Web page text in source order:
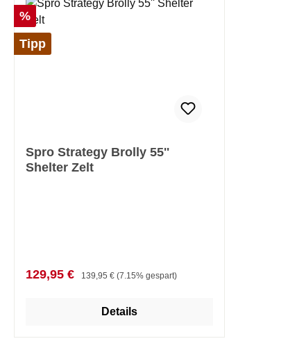
Rabatt
%
Tipp
Spro Strategy Brolly 55''
Shelter Zelt
Verkaufspreis:
129,95 € Regulärer Preis:
139,95 € (7.15% gespart)
Details